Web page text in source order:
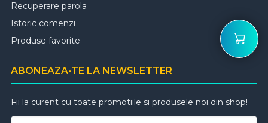
Recuperare parola
Istoric comenzi
Produse favorite
ABONEAZA-TE LA NEWSLETTER
Fii la curent cu toate promotiile si produsele noi din shop!